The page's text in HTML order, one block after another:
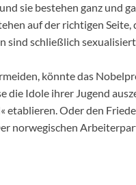
sie bestehen ganz und
auf der richtigen
sind schließlich
könnte das
die Idole ihrer Jugend
etablieren. Oder den
norwegischen